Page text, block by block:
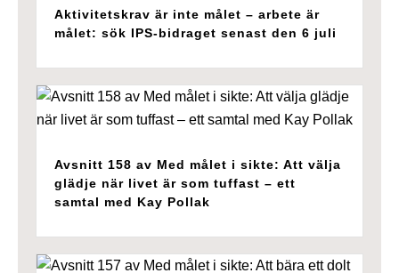
Aktivitetskrav är inte målet – arbete är
målet: sök IPS-bidraget senast den 6 juli
Avsnitt 158 av Med målet i sikte: Att välja
glädje när livet är som tuffast – ett
samtal med Kay Pollak